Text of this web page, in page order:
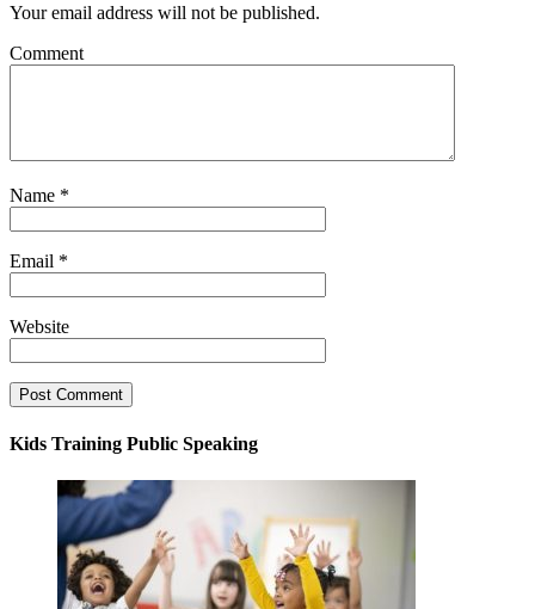
Your email address will not be published.
Comment
Name *
Email *
Website
Kids Training Public Speaking